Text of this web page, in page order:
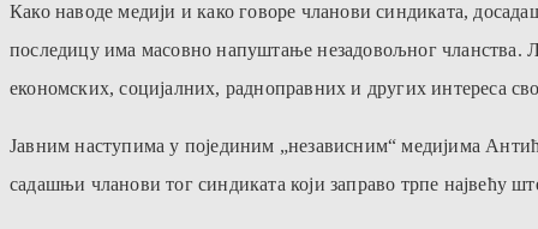
Како наводе медији и како говоре чланови синдиката,
последицу има масовно напуштање незадовољног чланства.
економских, социјалних, радноправних и других интереса
Јавним наступима у појединим „независним“ медијима
садашњи чланови тог синдиката који заправо трпе највећу